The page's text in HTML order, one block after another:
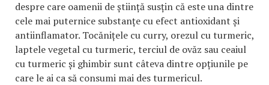
despre care oamenii de știință susțin că este una dintre
cele mai puternice substanțe cu efect antioxidant și
antiinflamator. Tocănițele cu curry, orezul cu turmeric,
laptele vegetal cu turmeric, terciul de ovăz sau ceaiul
cu turmeric și ghimbir sunt câteva dintre opțiunile pe
care le ai ca să consumi mai des turmericul.